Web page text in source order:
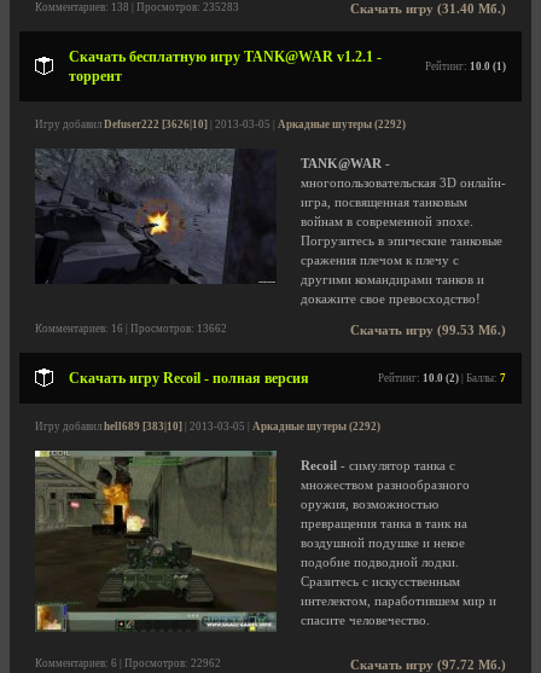
Скачать игру (31.40 Мб.)
Комментариев: 138 | Просмотров: 235283
Скачать бесплатную игру TANK@WAR v1.2.1 -
торрент
Рейтинг: 10.0 (1)
Игру добавил Defuser222 [3626|10] | 2013-03-05 | Аркадные шутеры (2292)
TANK@WAR -
многопользовательская 3D онлайн-
игра, посвященная танковым
войнам в современной эпохе.
Погрузитесь в эпические танковые
сражения плечом к плечу с
другими командирами танков и
докажите свое превосходство!
Скачать игру (99.53 Мб.)
Комментариев: 16 | Просмотров: 13662
Скачать игру Recoil - полная версия Рейтинг: 10.0 (2) | Баллы: 7
Игру добавил hell689 [383|10] | 2013-03-05 | Аркадные шутеры (2292)
Recoil - симулятор танка с
множеством разнообразного
оружия, возможностью
превращения танка в танк на
воздушной подушке и некое
подобие подводной лодки.
Сразитесь с искусственным
интелектом, паработившем мир и
спасите человечество.
Скачать игру (97.72 Мб.)
Комментариев: 6 | Просмотров: 22962